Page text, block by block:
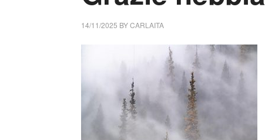
14/11/2025 BYCARLAITA